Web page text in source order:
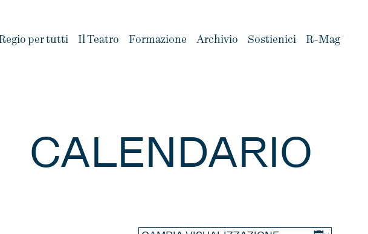
Regio per tutti Il Teatro Formazione Archivio Sostienici R-Mag
CALENDARIO